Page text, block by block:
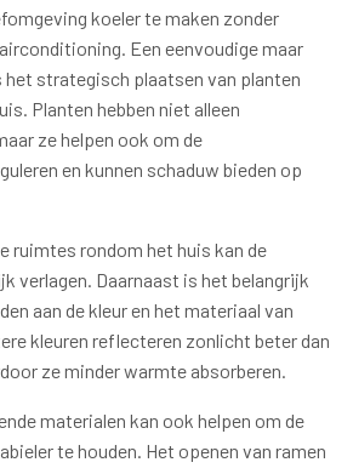
koeler te maken zonder
Een eenvoudige maar
strategisch plaatsen van planten
Planten hebben niet alleen
ze helpen ook om de
en kunnen schaduw bieden op
ruimtes rondom het huis kan de
verlagen. Daarnaast is het belangrijk
aan de kleur en het materiaal van
kleuren reflecteren zonlicht beter dan
ze minder warmte absorberen.
materialen kan ook helpen om de
te houden. Het openen van ramen